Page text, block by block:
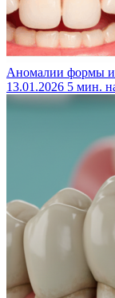
Аномалии формы и
13.01.2026 5 мин.